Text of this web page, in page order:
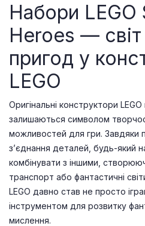
Набори LEGO
Heroes — світ
пригод у
LEGO
Оригінальні конструктори
залишаються символом
можливостей для гри. Завдяки
з’єднання деталей, будь-який
комбінувати з іншими,
транспорт або фантастичні
LEGO давно став не просто
інструментом для розвитку
мислення.